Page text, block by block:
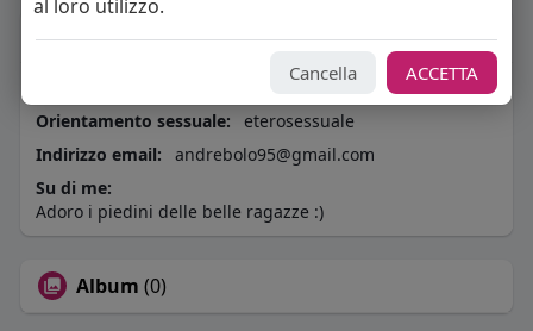
About
Orientamento sessuale:
eterosessuale
Indirizzo email:
andrebolo95@gmail.com
Su di me:
Adoro i piedini delle belle ragazze :)
Album (0)
al loro utilizzo.
Cancella ACCETTA